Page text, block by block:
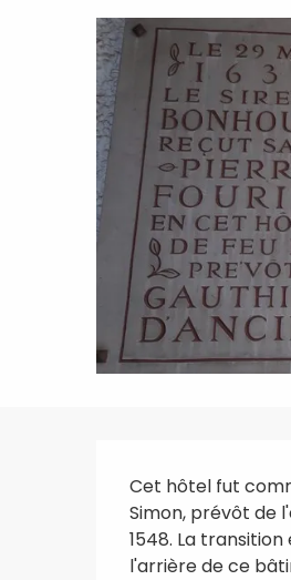
Cet hôtel fut
Simon, prévôt de
1548. La
l'arrière de ce